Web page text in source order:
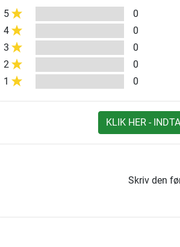
5
0
4
0
3
0
2
0
1
0
KLIK HER -
Skriv den